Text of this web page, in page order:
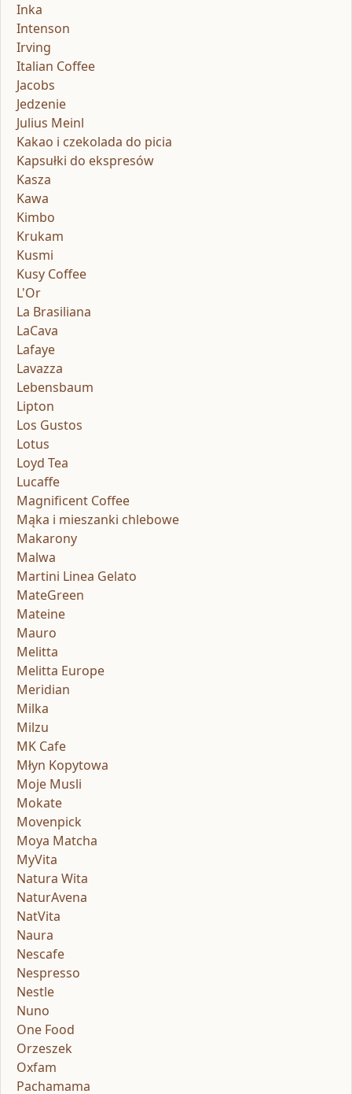
Inka
Intenson
Irving
Italian Coffee
Jacobs
Jedzenie
Julius Meinl
Kakao i czekolada do picia
Kapsułki do ekspresów
Kasza
Kawa
Kimbo
Krukam
Kusmi
Kusy Coffee
L'Or
La Brasiliana
LaCava
Lafaye
Lavazza
Lebensbaum
Lipton
Los Gustos
Lotus
Loyd Tea
Lucaffe
Magnificent Coffee
Mąka i mieszanki chlebowe
Makarony
Malwa
Martini Linea Gelato
MateGreen
Mateine
Mauro
Melitta
Melitta Europe
Meridian
Milka
Milzu
MK Cafe
Młyn Kopytowa
Moje Musli
Mokate
Movenpick
Moya Matcha
MyVita
Natura Wita
NaturAvena
NatVita
Naura
Nescafe
Nespresso
Nestle
Nuno
One Food
Orzeszek
Oxfam
Pachamama